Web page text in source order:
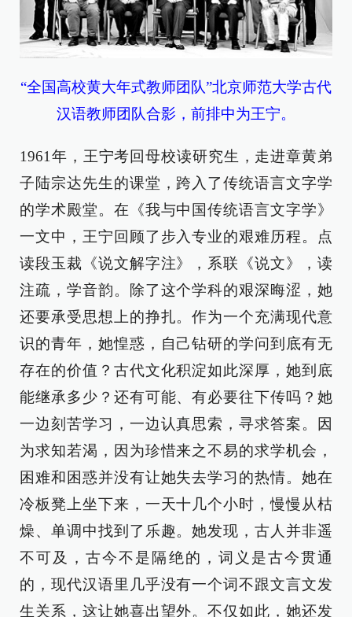
“全国高校黄大年式教师团队”北京师范大学古代
汉语教师团队合影，前排中为王宁。
1961年，王宁考回母校读研究生，走进章黄弟
子陆宗达先生的课堂，跨入了传统语言文字学
的学术殿堂。在《我与中国传统语言文字学》
一文中，王宁回顾了步入专业的艰难历程。点
读段玉裁《说文解字注》，系联《说文》，读
注疏，学音韵。除了这个学科的艰深晦涩，她
还要承受思想上的挣扎。作为一个充满现代意
识的青年，她惶惑，自己钻研的学问到底有无
存在的价值？古代文化积淀如此深厚，她到底
能继承多少？还有可能、有必要往下传吗？她
一边刻苦学习，一边认真思索，寻求答案。因
为求知若渴，因为珍惜来之不易的求学机会，
困难和困惑并没有让她失去学习的热情。她在
冷板凳上坐下来，一天十几个小时，慢慢从枯
燥、单调中找到了乐趣。她发现，古人并非遥
不可及，古今不是隔绝的，词义是古今贯通
的，现代汉语里几乎没有一个词不跟文言文发
生关系，这让她喜出望外。不仅如此，她还发